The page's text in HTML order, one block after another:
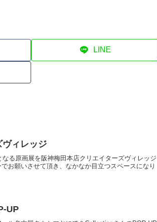
LINE
ィレッジ
る原画展を阪神梅田本店クリエイターズヴィレッジ
願いさせて頂き、なかなか目立つスペースになり
UP